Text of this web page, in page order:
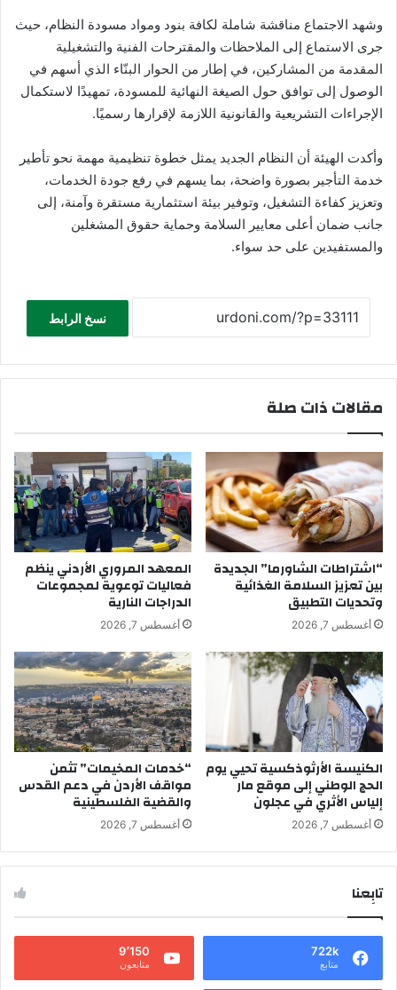
وشهد الاجتماع مناقشة شاملة لكافة بنود ومواد مسودة النظام، حيث
جرى الاستماع إلى الملاحظات والمقترحات الفنية والتشغيلية
المقدمة من المشاركين، في إطار من الحوار البنّاء الذي أسهم في
الوصول إلى توافق حول الصيغة النهائية للمسودة، تمهيدًا لاستكمال
الإجراءات التشريعية والقانونية اللازمة لإقرارها رسميًا.
وأكدت الهيئة أن النظام الجديد يمثل خطوة تنظيمية مهمة نحو تأطير
خدمة التأجير بصورة واضحة، بما يسهم في رفع جودة الخدمات،
وتعزيز كفاءة التشغيل، وتوفير بيئة استثمارية مستقرة وآمنة، إلى
جانب ضمان أعلى معايير السلامة وحماية حقوق المشغلين
والمستفيدين على حد سواء.
نسخ الرابط
مقالات ذات صلة
“اشتراطات الشاورما” الجديدة
بين تعزيز السلامة الغذائية
وتحديات التطبيق
أغسطس 7, 2026
المعهد المروري الأردني ينظم
فعاليات توعوية لمجموعات
الدراجات النارية
أغسطس 7, 2026
الكنيسة الأرثوذكسية تحيي يوم
الحج الوطني إلى موقع مار
إلياس الأثري في عجلون
أغسطس 7, 2026
“خدمات المخيمات” تثمن
مواقف الأردن في دعم القدس
والقضية الفلسطينية
أغسطس 7, 2026
تابِعنا
722k
متابع
9٬150
متابعون